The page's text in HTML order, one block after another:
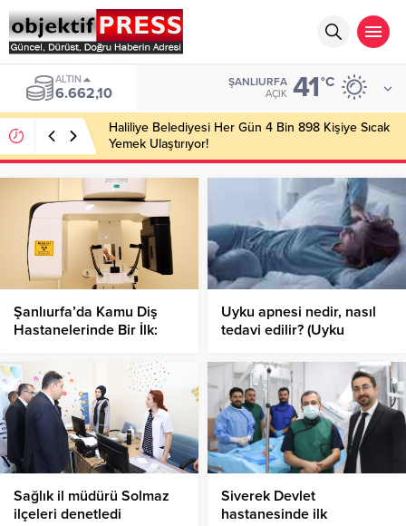
ALTIN
6.662,10
ŞANLIURFA
AÇIK 41°C
Haliliye Belediyesi Her Gün 4 Bin 898 Kişiye Sıcak
Yemek Ulaştırıyor!
Şanlıurfa’da Kamu Diş
Hastanelerinde Bir İlk:
Hizmete Girdi!
Uyku apnesi nedir, nasıl
tedavi edilir? (Uyku
nedenleri nelerdir?)
Sağlık il müdürü Solmaz
ilçeleri denetledi
Siverek Devlet
hastanesinde ilk